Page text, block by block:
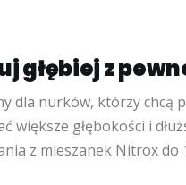
głębiej z
dla nurków, którzy chcą
głębokości i
z mieszanek Nitrox